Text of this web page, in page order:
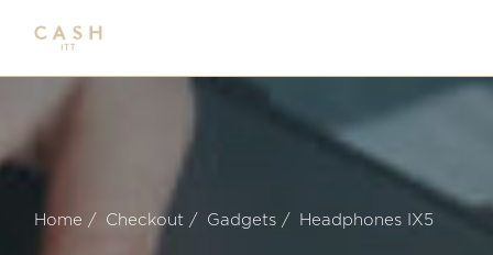
Home Checkout Gadgets Headphones IX5